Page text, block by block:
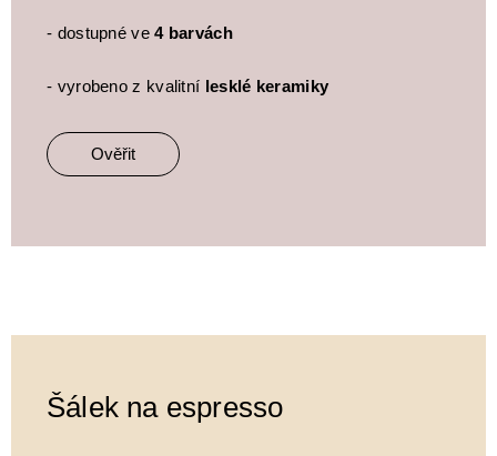
- dostupné ve4 barvách
- vyrobeno z kvalitní lesklé keramiky
Ověřit
Šálek na espresso